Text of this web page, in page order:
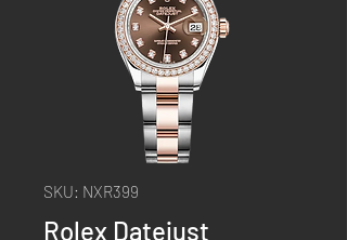
SKU: NXR399
Rolex Datejust